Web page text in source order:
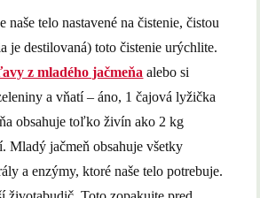
naše telo nastavené na čistenie, čistou
je destilovaná) toto čistenie urýchlite.
z mladého jačmeňa alebo si
a vňatí – áno, 1 čajová lyžička
obsahuje toľko živín ako 2 kg
Mladý jačmeň obsahuje všetky
a enzýmy, ktoré naše telo potrebuje.